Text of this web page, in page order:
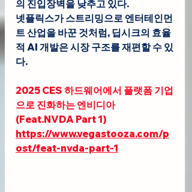
의 진입장벽을 낮추고 있다.
넷플릭스가 스트리밍으로 엔터테인먼
트 산업을 바꾼 것처럼, 딥시크의 효율
적 AI 개발은 시장 구조를 재편할 수 있
다.
2025 CES 하드웨어에서 플랫폼 기업
으로 진화하는 엔비디아
(Feat.NVDA Part 1)
https://www.vegastooza.com/p
ost/feat-nvda-part-1